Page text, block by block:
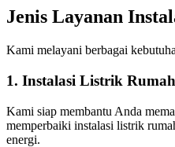
Jenis Layanan
Kami melayani berbagai
1. Instalasi Listrik
Kami siap membantu Anda
memperbaiki instalasi listrik
energi.